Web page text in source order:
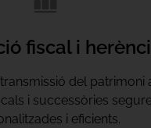
fiscal i
del patrimoni
i successòries
i eficients.